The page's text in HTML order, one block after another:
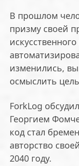
В прошлом
призму своей
изменились,
осмыслить
ForkLog
Георгием
код стал
авторство
2040 году.